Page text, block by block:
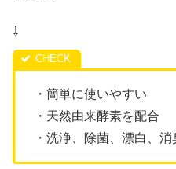
⇩
・簡単に使いやすい
・天然由来酵素を配合
・洗浄、除菌、漂白、